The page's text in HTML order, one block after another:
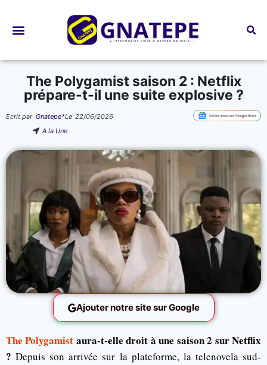
The Polygamist saison 2 : Netflix
prépare-t-il une suite explosive ?
Ecrit par Gnatepe*Le 22/06/2026
A la Une
Ajouter notre site sur Google
The Polygamist aura-t-elle droit à une saison 2 sur Netflix
? Depuis son arrivée sur la plateforme, la telenovela sud-